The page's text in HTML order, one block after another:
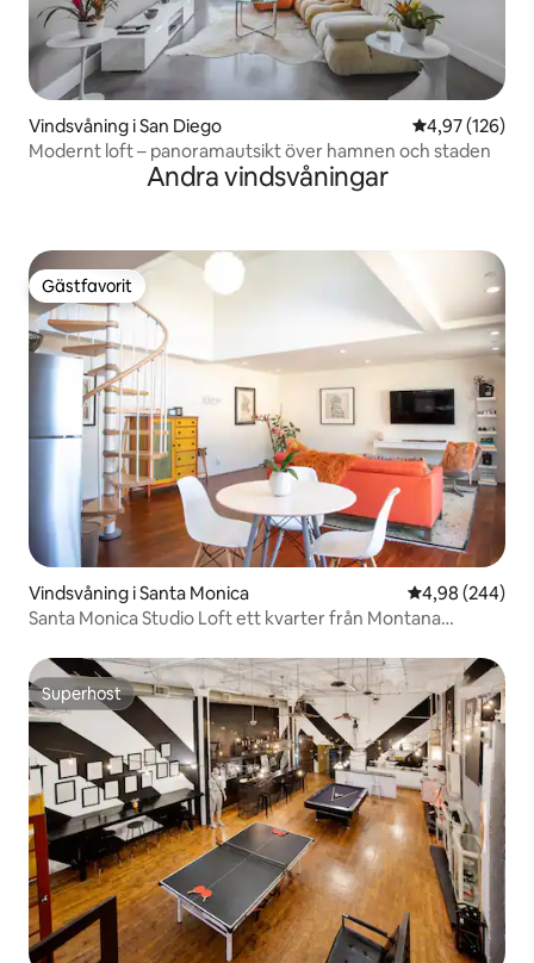
Vindsvåning i San Diego 4,97 av 5 i
4,97 (126)
Modernt loft – panoramautsikt över hamnen och staden
Andra vindsvåningar
Gästfavorit
Gästfavorit
Vindsvåning i Santa Monica 4,98 av 5 i
4,98 (244)
Santa Monica Studio Loft ett kvarter från Montana
Superhost
Superhost